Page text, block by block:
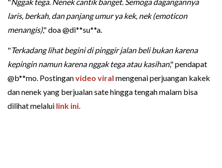
laris, berkah, dan panjang umur ya kek, nek (emoticon
menangis)," doa @di**su**a.
"Terkadang lihat begini di pinggir jalan beli bukan karena
kepingin namun karena nggak tega atau kasihan," pendapat
@b**mo. Postinganvideo viral mengenai perjuangan kakek
dan nenek yang berjualan sate hingga tengah malam bisa
dilihat melalui link ini.